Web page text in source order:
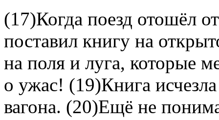
(17)Когда поезд отошёл
поставил книгу на
на поля и луга, которые
о ужас! (19)Книга
вагона. (20)Ещё не